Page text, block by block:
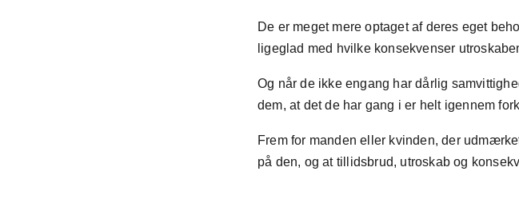
De er meget mere optaget af deres eget
ligeglad med hvilke konsekvenser
Og når de ikke engang har dårlig
dem, at det de har gang i er helt igennem
Frem for manden eller kvinden, der
på den, og at tillidsbrud, utroskab og